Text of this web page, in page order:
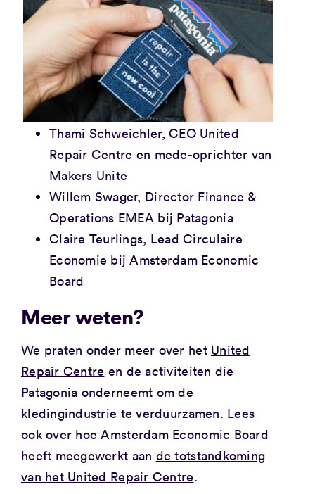
Thami Schweichler, CEO United
Repair Centre en mede-oprichter van
Makers Unite
Willem Swager, Director Finance &
Operations EMEA bij Patagonia
Claire Teurlings, Lead Circulaire
Economie bij Amsterdam Economic
Board
Meer weten?
We praten onder meer over het United
Repair Centre en de activiteiten die
Patagonia onderneemt om de
kledingindustrie te verduurzamen. Lees
ook over hoe Amsterdam Economic Board
heeft meegewerkt aan de totstandkoming
van het United Repair Centre.